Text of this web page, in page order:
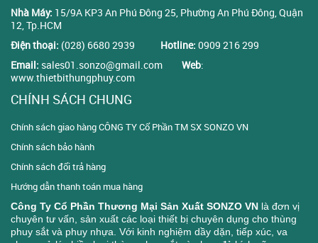
Nhà Máy: 15/9A KP3 An Phú Đông 25, Phường An Phú Đông, Quận
12, Tp.HCM
Điện thoại: (028) 6680 2939 Hotline: 0909 216 299
Email: sales01.sonzo@gmail.com Web:
www.thietbithungphuy.com
CHÍNH SÁCH CHUNG
Chính sách giao hàng CÔNG TY Cổ Phần TM SX SONZO VN
Chính sách bảo hành
Chính sách đổi trả hàng
Hướng dẫn thanh toán mua hàng
Công Ty Cổ Phần Thương Mại Sản Xuất SONZO VN là đơn vị
chuyên tư vấn, sản xuất các loại thiết bị chuyên dụng cho thùng
phuy sắt và phuy nhựa. Với kinh nghiệm dầy dặn, tiếp xúc, va